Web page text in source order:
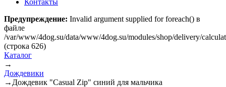
Контакты
Предупреждение: Invalid argument supplied for foreach() в
файле
/var/www/4dog.su/data/www/4dog.su/modules/shop/delivery/
(строка 626)
Каталог
→
Дождевики
→ Дождевик "Casual Zip" синий для мальчика